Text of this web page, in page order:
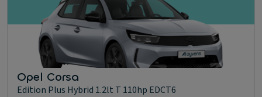
Opel Corsa
Edition Plus Hybrid 1.2lt T 110hp EDCT6